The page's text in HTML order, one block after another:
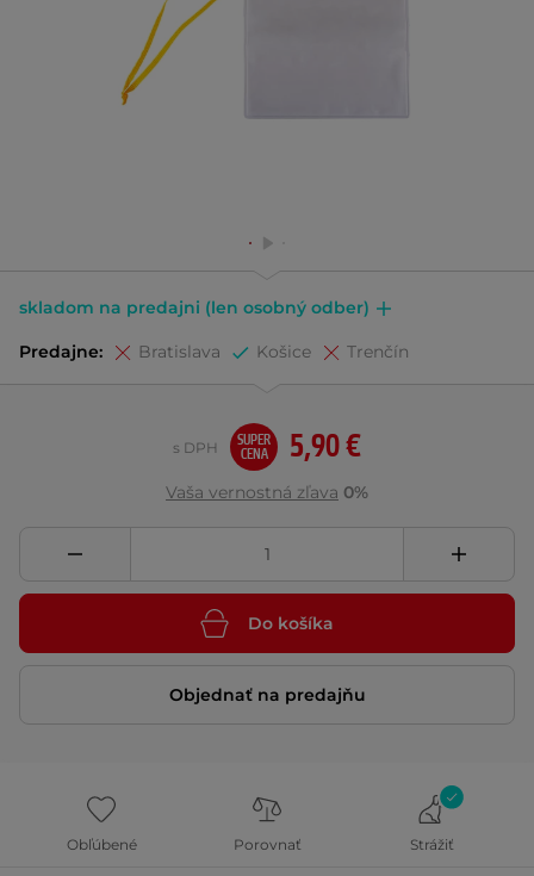
skladom na predajni (len osobný odber)
Predajne: Bratislava Košice Trenčín
5,90 €
s DPH
SUPER
CENA
Vaša vernostná zľava 0%
Do košíka
Objednať na predajňu
Obľúbené Porovnať Strážiť